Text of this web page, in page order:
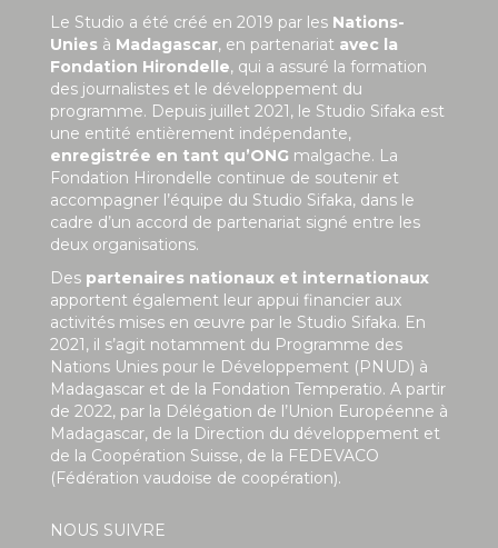
Le Studio a été créé en 2019 par les Nations-
Unies à Madagascar, en partenariat avec la
Fondation Hirondelle, qui a assuré la formation
des journalistes et le développement du
programme. Depuis juillet 2021, le Studio Sifaka est
une entité entièrement indépendante,
enregistrée en tant qu’ONG malgache. La
Fondation Hirondelle continue de soutenir et
accompagner l’équipe du Studio Sifaka, dans le
cadre d’un accord de partenariat signé entre les
deux organisations.
Des partenaires nationaux et internationaux
apportent également leur appui financier aux
activités mises en œuvre par le Studio Sifaka. En
2021, il s’agit notamment du Programme des
Nations Unies pour le Développement (PNUD) à
Madagascar et de la Fondation Temperatio. A partir
de 2022, par la Délégation de l’Union Européenne à
Madagascar, de la Direction du développement et
de la Coopération Suisse, de la FEDEVACO
(Fédération vaudoise de coopération).
NOUS SUIVRE